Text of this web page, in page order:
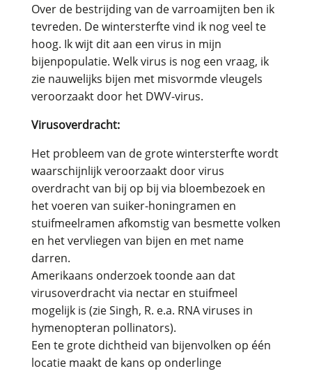
Over de bestrijding van de varroamijten ben ik
tevreden. De wintersterfte vind ik nog veel te
hoog. Ik wijt dit aan een virus in mijn
bijenpopulatie. Welk virus is nog een vraag, ik
zie nauwelijks bijen met misvormde vleugels
veroorzaakt door het DWV-virus.
Virusoverdracht:
Het probleem van de grote wintersterfte wordt
waarschijnlijk veroorzaakt door virus
overdracht van bij op bij via bloembezoek en
het voeren van suiker-honingramen en
stuifmeelramen afkomstig van besmette volken
en het vervliegen van bijen en met name
darren.
Amerikaans onderzoek toonde aan dat
virusoverdracht via nectar en stuifmeel
mogelijk is (zie Singh, R. e.a. RNA viruses in
hymenopteran pollinators).
Een te grote dichtheid van bijenvolken op één
locatie maakt de kans op onderlinge